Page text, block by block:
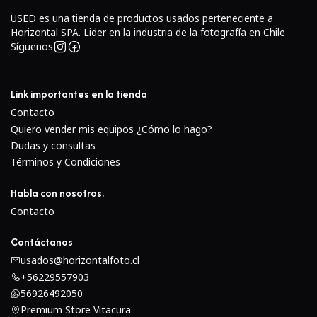
deslumbramiento.Produce un hermoso bokeh de fondo.
USED es una tienda de productos usados perteneciente a
Horizontal SPA. Lider en la industria de la fotografía en Chile
Síguenos
Link importantes en la tienda
Contacto
Quiero vender mis equipos ¿Cómo lo hago?
Dudas y consultas
Términos y Condiciones
Habla con nosotros.
Contacto
Contáctanos
usados@horizontalfoto.cl
+56229557903
56926492050
Premium Store Vitacura